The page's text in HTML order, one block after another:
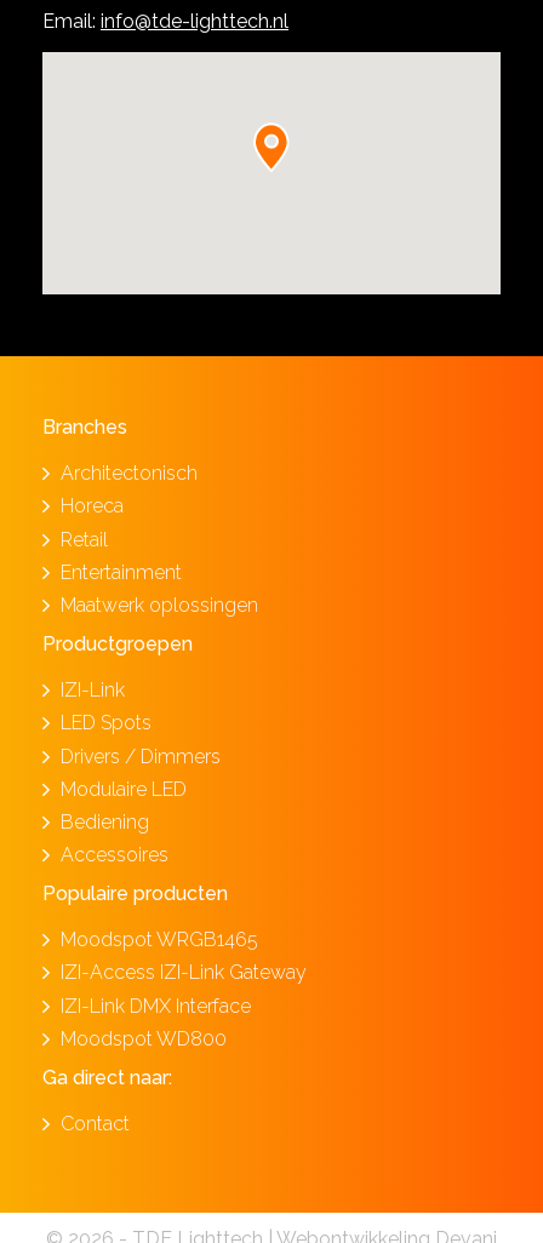
Email: info@tde-lighttech.nl
Branches
Architectonisch
Horeca
Retail
Entertainment
Maatwerk oplossingen
Productgroepen
IZI-Link
LED Spots
Drivers / Dimmers
Modulaire LED
Bediening
Accessoires
Populaire producten
Moodspot WRGB1465
IZI-Access IZI-Link Gateway
IZI-Link DMX Interface
Moodspot WD800
Ga direct naar:
Contact